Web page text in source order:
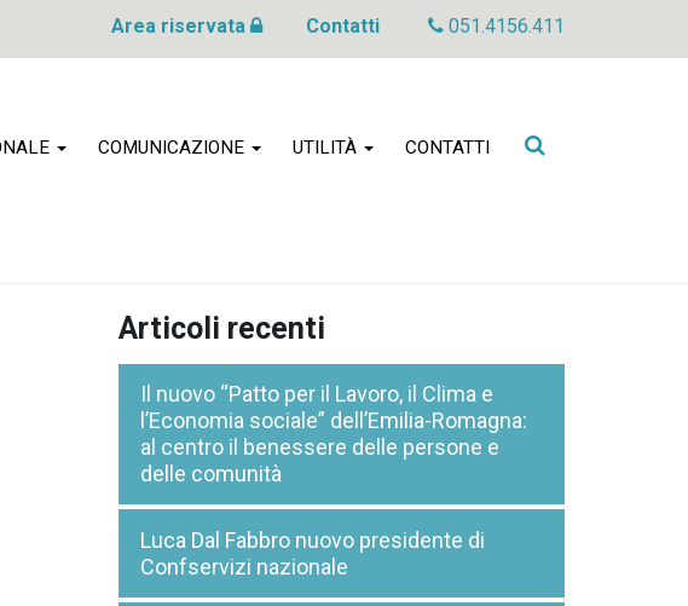
Area riservata Contatti 051.4156.411
COMUNICAZIONE UTILITÀ CONTATTI
Cerca
Articoli recenti
Il nuovo “Patto per il Lavoro, il Clima e
l’Economia sociale” dell’Emilia-Romagna:
al centro il benessere delle persone e
delle comunità
Luca Dal Fabbro nuovo presidente di
Confservizi nazionale